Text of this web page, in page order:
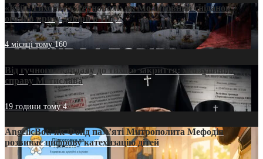
«Кейс Тихона» у Тернополі: як Молитовний сніданок
оголив кризу довіри в ПЦУ
4 місяці тому160
Від гучного скандалу до тихого закриття: хто зупинив
справу Мстислава
19 години тому4
AngelicBot: як Фонд пам’яті Митрополита Мефодія
розвиває цифрову катехизацію дітей